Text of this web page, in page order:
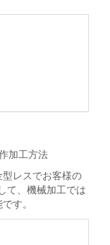
加工方法
レスでお客様の
て、機械加工では
す。